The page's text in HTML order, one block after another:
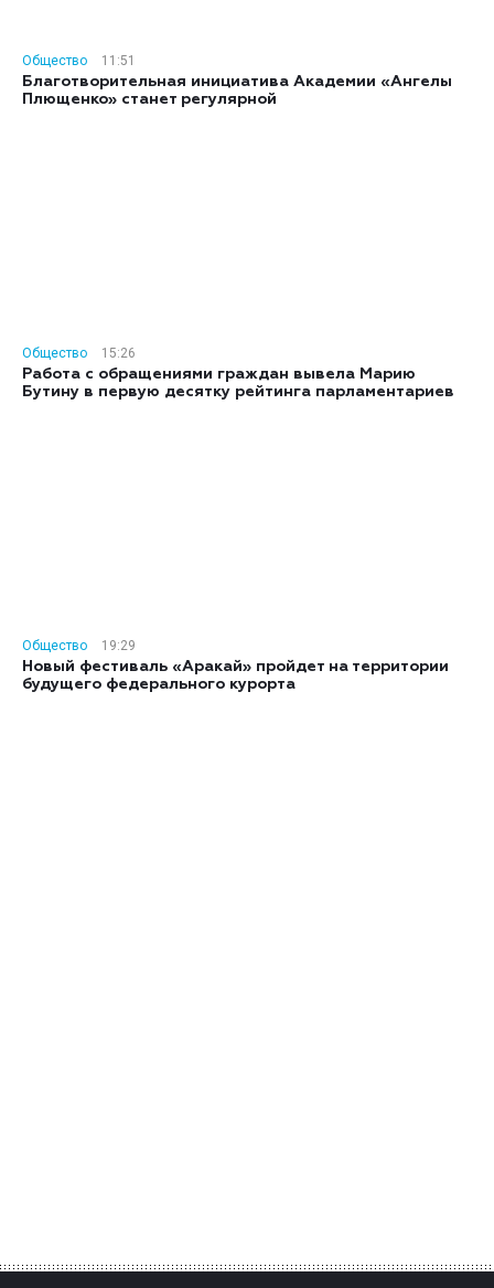
Общество
11:51
Благотворительная инициатива Академии «Ангелы
Плющенко» станет регулярной
Общество
15:26
Работа с обращениями граждан вывела Марию
Бутину в первую десятку рейтинга парламентариев
Общество
19:29
Новый фестиваль «Аракай» пройдет на территории
будущего федерального курорта